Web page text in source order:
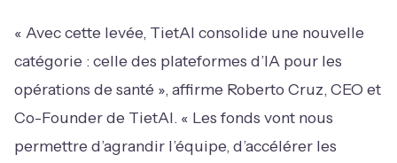
« Avec cette levée, TietAI consolide une nouvelle
catégorie : celle des plateformes d’IA pour les
opérations de santé », affirme Roberto Cruz, CEO et
Co-Founder de TietAI. « Les fonds vont nous
permettre d’agrandir l’équipe, d’accélérer les